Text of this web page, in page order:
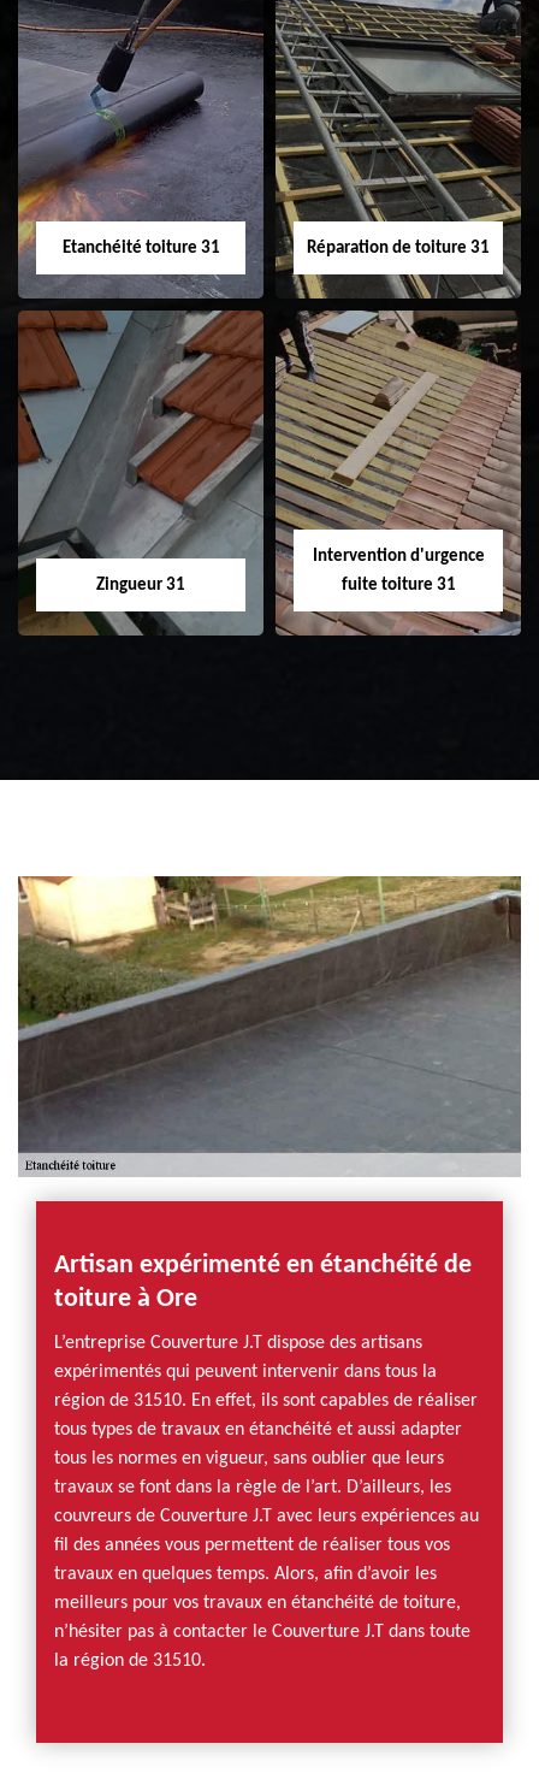
Peinture sur tuile
31
Nettoyage
demoussage de
toiture 31
Etanchéité toiture 31
Etanchéité toiture
31
Réparation de toiture 31
Réparation de
toiture 31
Zingueur 31
Intervention d'urgence
fuite toiture 31
Artisan expérimenté en étanchéité de
toiture à Ore
L’entreprise Couverture J.T dispose des artisans
expérimentés qui peuvent intervenir dans tous la
région de 31510. En effet, ils sont capables de réaliser
tous types de travaux en étanchéité et aussi adapter
tous les normes en vigueur, sans oublier que leurs
travaux se font dans la règle de l’art. D’ailleurs, les
couvreurs de Couverture J.T avec leurs expériences au
fil des années vous permettent de réaliser tous vos
travaux en quelques temps. Alors, afin d’avoir les
meilleurs pour vos travaux en étanchéité de toiture,
n’hésiter pas à contacter le Couverture J.T dans toute
la région de 31510.